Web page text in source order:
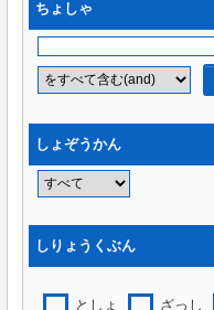
ちょしゃ
しょぞうかん
しりょうくぶん
としょ ざっし